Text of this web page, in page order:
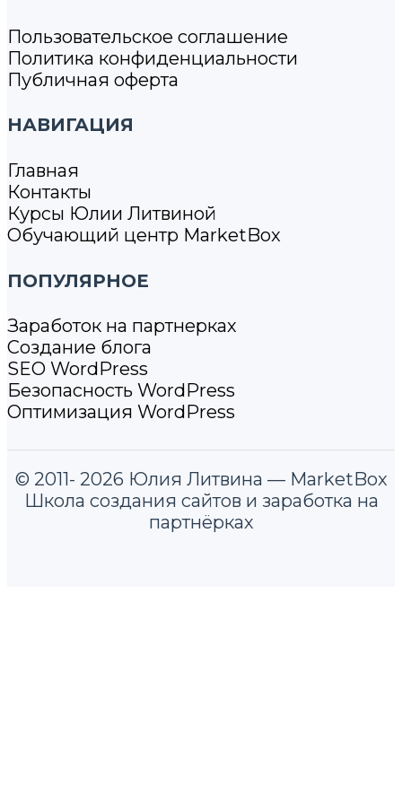
Пользовательское соглашение
Политика конфиденциальности
Публичная оферта
НАВИГАЦИЯ
Главная
Контакты
Курсы Юлии Литвиной
Обучающий центр MarketBox
ПОПУЛЯРНОЕ
Заработок на партнерках
Создание блога
SEO WordPress
Безопасность WordPress
Оптимизация WordPress
© 2011- 2026 Юлия Литвина — MarketBox
Школа создания сайтов и заработка на
партнёрках